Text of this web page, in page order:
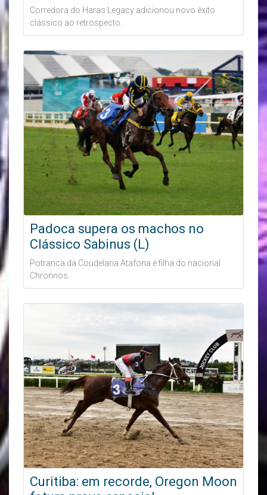
Corredora do Haras Legacy adicionou novo êxito
clássico ao retrospecto.
Padoca supera os machos no
Clássico Sabinus (L)
Potranca da Coudelaria Atafona é filha do nacional
Chronnos.
Curitiba: em recorde, Oregon Moon